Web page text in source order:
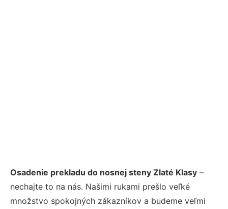
Osadenie prekladu do nosnej steny Zlaté Klasy –
nechajte to na nás. Našimi rukami prešlo veľké
množstvo spokojných zákazníkov a budeme veľmi